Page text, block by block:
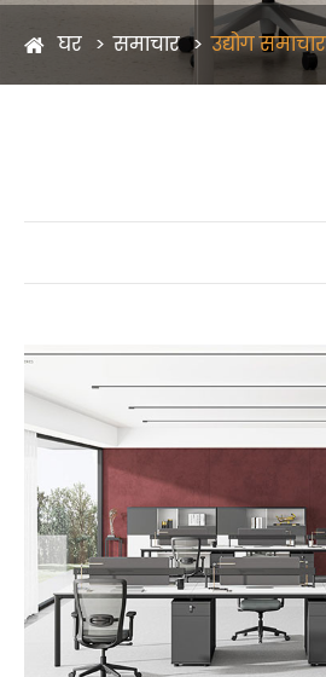
घर समाचार उद्योग समाचार